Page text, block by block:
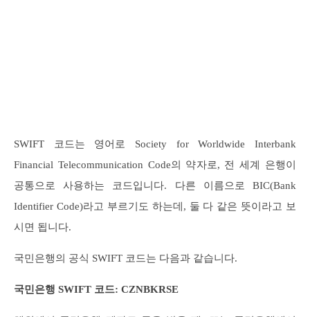
SWIFT 코드는 영어로 Society for Worldwide Interbank
Financial Telecommunication Code의 약자로, 전 세계 은행이
공통으로 사용하는 코드입니다. 다른 이름으로 BIC(Bank
Identifier Code)라고 부르기도 하는데, 둘 다 같은 뜻이라고 보
시면 됩니다.
국민은행의 공식 SWIFT 코드는 다음과 같습니다.
국민은행 SWIFT 코드: CZNBKRSE